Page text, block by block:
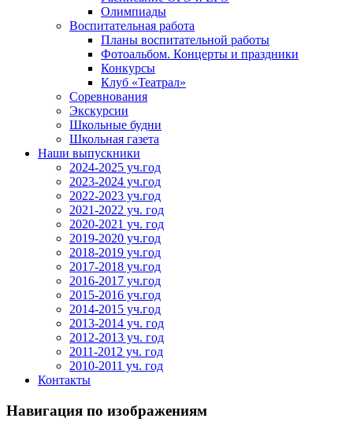
Олимпиады
Воспитательная работа
Планы воспитательной работы
Фотоальбом. Концерты и праздники
Конкурсы
Клуб «Театрал»
Соревнования
Экскурсии
Школьные будни
Школьная газета
Наши выпускники
2024-2025 уч.год
2023-2024 уч.год
2022-2023 уч.год
2021-2022 уч. год
2020-2021 уч. год
2019-2020 уч.год
2018-2019 уч.год
2017-2018 уч.год
2016-2017 уч.год
2015-2016 уч.год
2014-2015 уч.год
2013-2014 уч. год
2012-2013 уч. год
2011-2012 уч. год
2010-2011 уч. год
Контакты
Навигация по изображениям